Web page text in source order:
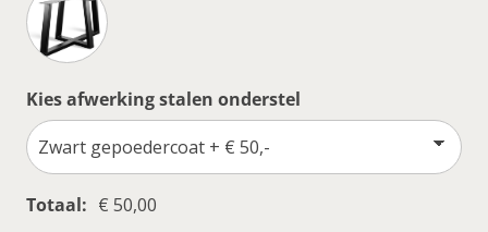
Kies afwerking stalen onderstel
Totaal: € 50,00